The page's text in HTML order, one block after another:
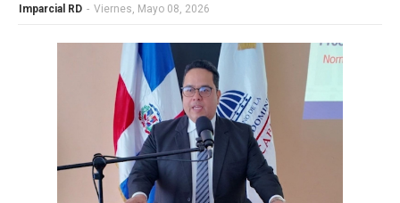
Imparcial RD - Viernes, Mayo 08, 2026